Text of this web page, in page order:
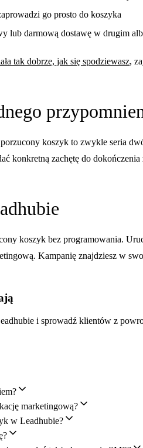
go prosto do koszyka
lub darmową dostawę w drugim
tak dobrze, jak się spodziewasz,
porzucony koszyk to zwykle seria
konkretną zachętę do dokończenia
koszyk bez programowania.
Kampanię znajdziesz w
i sprowadź klientów z
marketingową?
w Leadhubie?